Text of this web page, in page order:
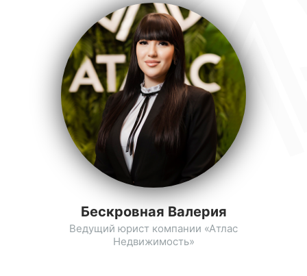
Бескровная Валерия
Ведущий юрист компании «Атлас
Недвижимость»